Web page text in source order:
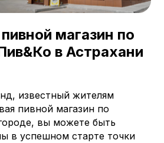
магазин по
в Астрахани
известный жителям
пивной магазин по
вы можете быть
в успешном старте точки